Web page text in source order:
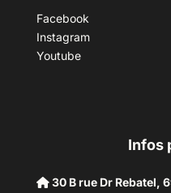
Facebook
Instagram
Youtube
Infos
30 B rue Dr Rebatel,